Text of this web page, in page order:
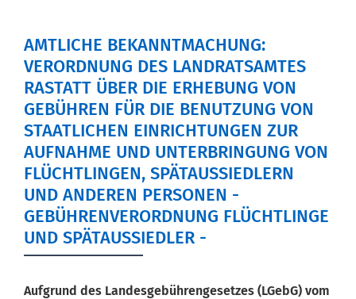
AMTLICHE BEKANNTMACHUNG:
VERORDNUNG DES LANDRATSAMTES
RASTATT ÜBER DIE ERHEBUNG VON
GEBÜHREN FÜR DIE BENUTZUNG VON
STAATLICHEN EINRICHTUNGEN ZUR
AUFNAHME UND UNTERBRINGUNG VON
FLÜCHTLINGEN, SPÄTAUSSIEDLERN
UND ANDEREN PERSONEN -
GEBÜHRENVERORDNUNG FLÜCHTLINGE
UND SPÄTAUSSIEDLER -
Aufgrund des Landesgebührengesetzes (LGebG) vom